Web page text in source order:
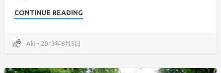
CONTINUE READING
Aki • 2013年8月5日